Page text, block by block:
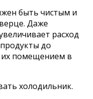
быть чистым и
Даже
расход
до
помещением в
холодильник.